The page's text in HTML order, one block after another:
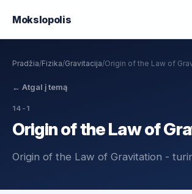
Mokslopolis
Pradžia/Fizika/Gravitacija/Origin of the Law of
← Atgal į temą
14-1
Origin of the Law of
Origin of the Law of Gravitation -